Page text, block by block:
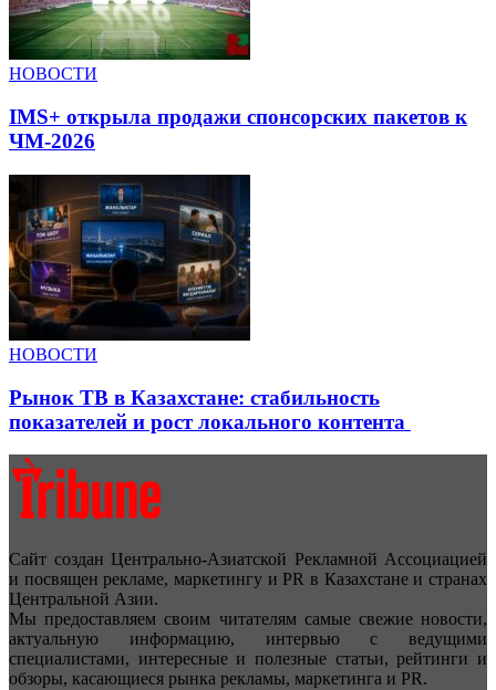
НОВОСТИ
IMS+ открыла продажи спонсорских пакетов к
ЧМ-2026
НОВОСТИ
Рынок ТВ в Казахстане: стабильность
показателей и рост локального контента
Сайт создан Центрально-Азиатской Рекламной Ассоциацией
и посвящен рекламе, маркетингу и PR в Казахстане и странах
Центральной Азии.
Мы предоставляем своим читателям самые свежие новости,
актуальную информацию, интервью с ведущими
специалистами, интересные и полезные статьи, рейтинги и
обзоры, касающиеся рынка рекламы, маркетинга и PR.